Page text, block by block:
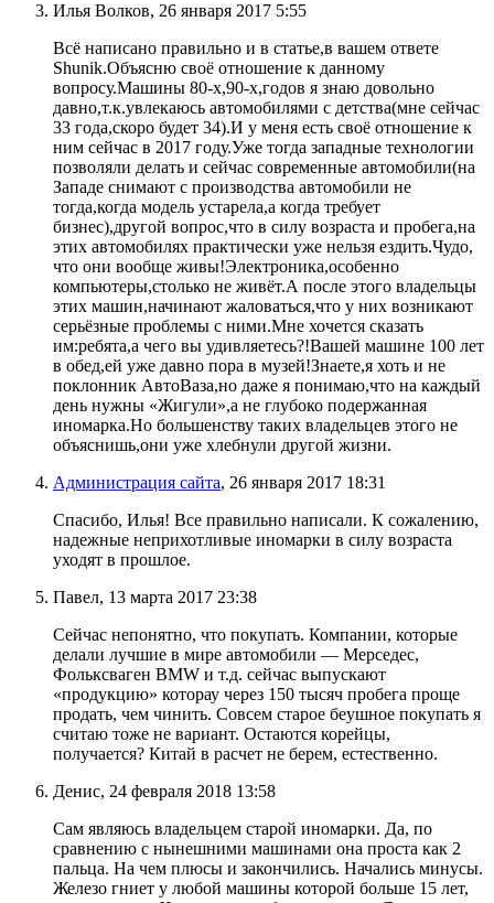
Илья Волков, 26 января 2017 5:55
Всё написано правильно и в статье,в вашем ответе
Shunik.Объясню своё отношение к данному
вопросу.Машины 80-х,90-х,годов я знаю довольно
давно,т.к.увлекаюсь автомобилями с детства(мне сейчас
33 года,скоро будет 34).И у меня есть своё отношение к
ним сейчас в 2017 году.Уже тогда западные технологии
позволяли делать и сейчас современные автомобили(на
Западе снимают с производства автомобили не
тогда,когда модель устарела,а когда требует
бизнес),другой вопрос,что в силу возраста и пробега,на
этих автомобилях практически уже нельзя ездить.Чудо,
что они вообще живы!Электроника,особенно
компьютеры,столько не живёт.А после этого владельцы
этих машин,начинают жаловаться,что у них возникают
серьёзные проблемы с ними.Мне хочется сказать
им:ребята,а чего вы удивляетесь?!Вашей машине 100 лет
в обед,ей уже давно пора в музей!Знаете,я хоть и не
поклонник АвтоВаза,но даже я понимаю,что на каждый
день нужны «Жигули»,а не глубоко подержанная
иномарка.Но большенству таких владельцев этого не
объяснишь,они уже хлебнули другой жизни.
Администрация сайта, 26 января 2017 18:31
Спасибо, Илья! Все правильно написали. К сожалению,
надежные неприхотливые иномарки в силу возраста
уходят в прошлое.
Павел, 13 марта 2017 23:38
Сейчас непонятно, что покупать. Компании, которые
делали лучшие в мире автомобили — Мерседес,
Фольксваген BMW и т.д. сейчас выпускают
«продукцию» которау через 150 тысяч пробега проще
продать, чем чинить. Совсем старое беушное покупать я
считаю тоже не вариант. Остаются корейцы,
получается? Китай в расчет не берем, естественно.
Денис, 24 февраля 2018 13:58
Сам являюсь владельцем старой иномарки. Да, по
сравнению с нынешними машинами она проста как 2
пальца. На чем плюсы и закончились. Начались минусы.
Железо гниет у любой машины которой больше 15 лет,